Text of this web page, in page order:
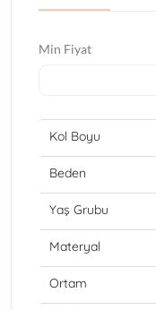
Min Fiyat
Kol Boyu
Beden
Yaş Grubu
Materyal
Ortam